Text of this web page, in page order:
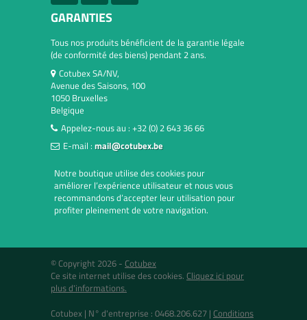
GARANTIES
Tous nos produits bénéficient de la garantie légale
(de conformité des biens) pendant 2 ans.
Cotubex SA/NV,
Avenue des Saisons, 100
1050 Bruxelles
Belgique
Appelez-nous au : +32 (0) 2 643 36 66
E-mail : mail@cotubex.be
Notre boutique utilise des cookies pour
améliorer l’expérience utilisateur et nous vous
recommandons d’accepter leur utilisation pour
profiter pleinement de votre navigation.
© Copyright 2026 - Cotubex
Ce site internet utilise des cookies. Cliquez ici pour
plus d'informations.
Cotubex | N° d'entreprise : 0468.206.627 | Conditions